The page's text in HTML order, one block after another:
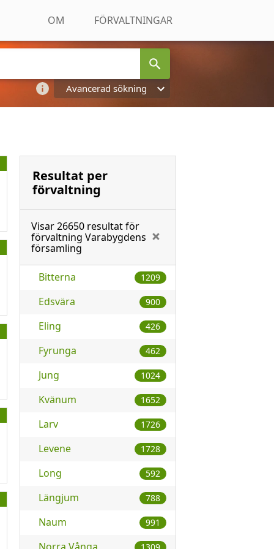
OM FÖRVALTNINGAR
Avancerad sökning
Resultat per
förvaltning
Visar26650 resultat för
förvaltning Varabygdens
församling
Bitterna 1209
Edsvära 900
Eling 426
Fyrunga 462
Jung 1024
Kvänum 1652
Larv 1726
Levene 1728
Long 592
Längjum 788
Naum 991